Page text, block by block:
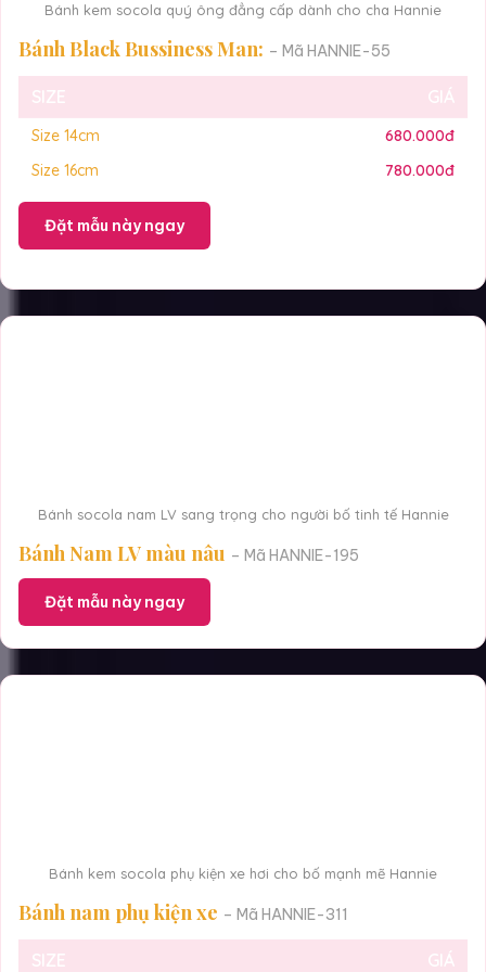
Bánh kem socola quý ông đẳng cấp dành cho cha Hannie
Bánh Black Bussiness Man: – Mã HANNIE-55
SIZE GIÁ
Size 14cm
680.000đ
Size 16cm
780.000đ
Đặt mẫu này ngay
Bánh socola nam LV sang trọng cho người bố tinh tế Hannie
Bánh Nam LV màu nâu – Mã HANNIE-195
Đặt mẫu này ngay
Bánh kem socola phụ kiện xe hơi cho bố mạnh mẽ Hannie
Bánh nam phụ kiện xe – Mã HANNIE-311
SIZE GIÁ